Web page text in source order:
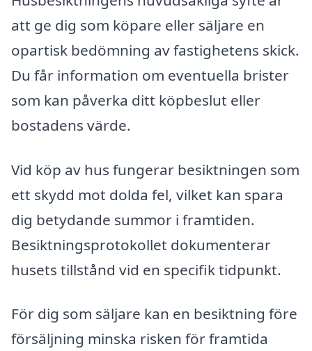
att ge dig som köpare eller säljare en
opartisk bedömning av fastighetens skick.
Du får information om eventuella brister
som kan påverka ditt köpbeslut eller
bostadens värde.
Vid köp av hus fungerar besiktningen som
ett skydd mot dolda fel, vilket kan spara
dig betydande summor i framtiden.
Besiktningsprotokollet dokumenterar
husets tillstånd vid en specifik tidpunkt.
För dig som säljare kan en besiktning före
försäljning minska risken för framtida